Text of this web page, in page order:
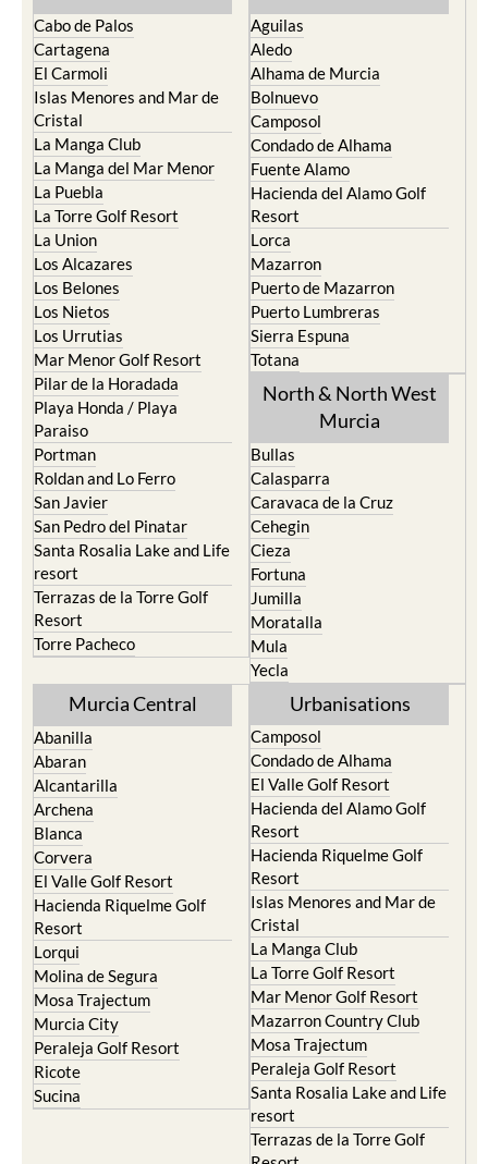
The Mar Menor
Cabo de Palos
Cartagena
El Carmoli
Islas Menores and Mar de
Cristal
La Manga Club
La Manga del Mar Menor
La Puebla
La Torre Golf Resort
La Union
Los Alcazares
Los Belones
Los Nietos
Los Urrutias
Mar Menor Golf Resort
Pilar de la Horadada
Playa Honda / Playa
Paraiso
Portman
Roldan and Lo Ferro
San Javier
San Pedro del Pinatar
Santa Rosalia Lake and Life
resort
Terrazas de la Torre Golf
Resort
Torre Pacheco
South West Murcia
Aguilas
Aledo
Alhama de Murcia
Bolnuevo
Camposol
Condado de Alhama
Fuente Alamo
Hacienda del Alamo Golf
Resort
Lorca
Mazarron
Puerto de Mazarron
Puerto Lumbreras
Sierra Espuna
Totana
North & North West
Bullas
Calasparra
Caravaca de la Cruz
Cehegin
Cieza
Fortuna
Jumilla
Moratalla
Mula
Murcia Central
Abanilla
Abaran
Alcantarilla
Archena
Blanca
Corvera
El Valle Golf Resort
Hacienda Riquelme Golf
Resort
Lorqui
Molina de Segura
Mosa Trajectum
Murcia City
Peraleja Golf Resort
Ricote
Urbanisations
Camposol
Condado de Alhama
El Valle Golf Resort
Hacienda del Alamo Golf
Resort
Hacienda Riquelme Golf
Resort
Islas Menores and Mar de
Cristal
La Manga Club
La Torre Golf Resort
Mar Menor Golf Resort
Mazarron Country Club
Mosa Trajectum
Peraleja Golf Resort
Santa Rosalia Lake and Life
resort